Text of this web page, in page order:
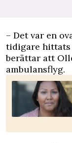
– Det var en
tidigare hittats
berättar att
ambulansflyg.